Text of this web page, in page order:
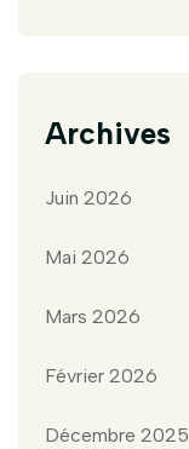
Archives
Juin 2026
Mai 2026
Mars 2026
Février 2026
Décembre 2025